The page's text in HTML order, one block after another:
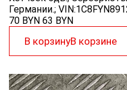
Германии.;
70 BYN 63 BYN
В корзинуВ корзине